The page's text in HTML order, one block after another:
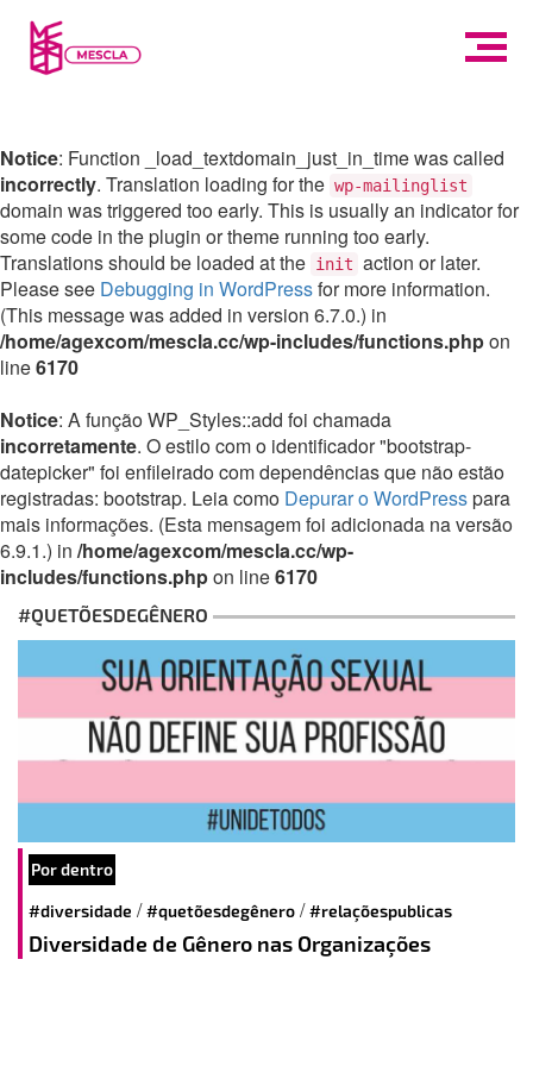
Notice: Function _load_textdomain_just_in_time was called
incorrectly. Translation loading for the wp-mailinglist
domain was triggered too early. This is usually an indicator for
some code in the plugin or theme running too early.
Translations should be loaded at the init action or later.
Please see Debugging in WordPressfor more information.
(This message was added in version 6.7.0.) in
/home/agexcom/mescla.cc/wp-includes/functions.phpon
line6170
Notice: A função WP_Styles::add foi chamada
incorretamente. O estilo com o identificador "bootstrap-
datepicker" foi enfileirado com dependências que não estão
registradas: bootstrap. Leia como Depurar o WordPresspara
mais informações. (Esta mensagem foi adicionada na versão
6.9.1.) in /home/agexcom/mescla.cc/wp-
includes/functions.phpon line6170
#QUETÕESDEGÊNERO
Por dentro
#diversidade /#quetõesdegênero /#relaçõespublicas
Diversidade de Gênero nas Organizações